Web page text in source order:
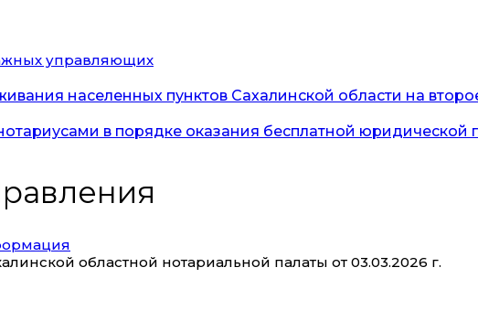
управляющих
населенных пунктов Сахалинской области на
в порядке оказания бесплатной юридической
областной нотариальной палаты от 03.03.2026 г.